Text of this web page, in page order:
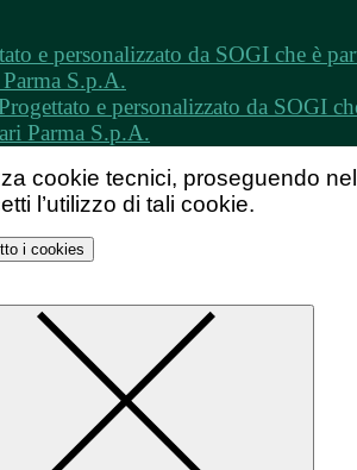
e personalizzato da SOGI
Parma S.p.A.
cookie tecnici, proseguendo
l’utilizzo di tali cookie.
i cookies